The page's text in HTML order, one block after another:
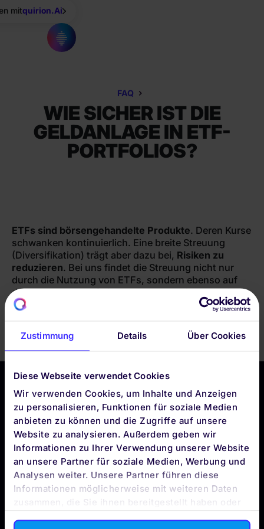
Zustimmung Details Über Cookies
Diese Webseite verwendet Cookies
Wir verwenden Cookies, um Inhalte und Anzeigen
zu personalisieren, Funktionen für soziale Medien
anbieten zu können und die Zugriffe auf unsere
Website zu analysieren. Außerdem geben wir
Informationen zu Ihrer Verwendung unserer Website
an unsere Partner für soziale Medien, Werbung und
Analysen weiter. Unsere Partner führen diese
Informationen möglicherweise mit weiteren Daten
zusammen, die Sie ihnen bereitgestellt haben oder
mitquirion.Ai
FAQ
WIE SICHER IST DIE
GELDANLAGE IN ETF-
PORTFOLIOS?
ETFs sind börsengehandelte Produkte. Deren Kurse
schwanken kontinuierlich. Eine breite Streuung
(Diversifikation) trägt aber dazu bei, Risiken zu
reduzieren. Bei uns findet die Streuung nicht nur
durch die Nutzung von ETFs, sondern ebenso auf
der Ebene der Portfolios statt: Durch dieweltweite
Diversifikation
werden die Risiken einzelner Märkte
DIE QUIRION APP
BLEIBE
APP-TO-DATE